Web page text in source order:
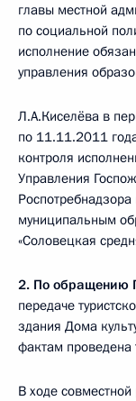
главы местной
по социальной
исполнение
управления
Л.А.Киселёва в
по 11.11.2011
контроля
Управления
Роспотребнадзора
муниципальным
«Соловецкая
2. По обращению
передаче
здания Дома
фактам проведена
В ходе